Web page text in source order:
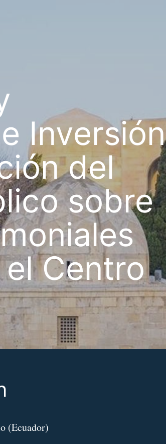
Inversión
del
sobre
Centro
(Ecuador)